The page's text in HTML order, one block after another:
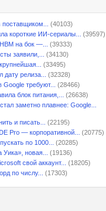
(40103)
короткие ИИ-сериалы...
(39597)
на бок —...
(39333)
заявили,...
(34130)
(33495)
релиза...
(32328)
требуют...
(28466)
блок питания,...
(26638)
заметно плавнее: Google...
и писать...
(22195)
Pro — корпоративной...
(20775)
по 1000...
(20285)
новая...
(19136)
свой аккаунт...
(18205)
по числу...
(17303)